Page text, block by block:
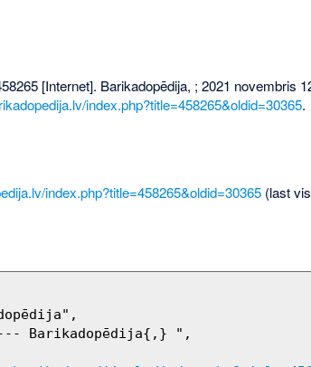
[Internet]. Barikadopēdija, ; 2021 novembris
index.php?title=458265&oldid=30365.
index.php?title=458265&oldid=30365(last